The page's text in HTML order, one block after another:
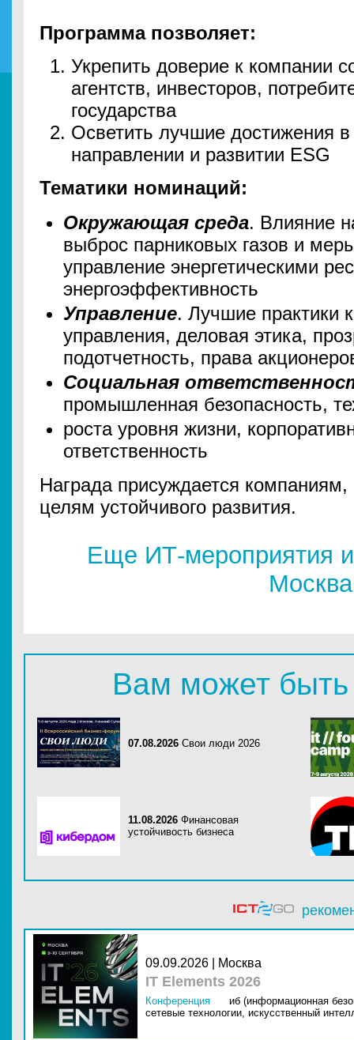
Программа позволяет:
Укрепить доверие к компании
агентств, инвесторов,
государства
Осветить лучшие достижения
направлении и развитии ESG
Тематики номинаций:
Окружающая среда. Влияние
выброс парниковых газов и
управление энергетическими
энергоэффективность
Управление. Лучшие практики
управления, деловая этика,
подотчетность, права
Социальная
промышленная безопасность,
роста уровня жизни,
ответственность
Награда присуждается
целям устойчивого развития.
Еще ИТ-мероприятия
Москва
Вам может быть
07.08.2026 Свои люди 2026
11.08.2026 Финансовая
устойчивость бизнеса
09.09.2026 | Москва
IT Elements 2026
Конференция
иб (информационная
сетевые технологии, искусственный